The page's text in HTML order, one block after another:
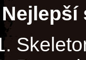
Nejlepší